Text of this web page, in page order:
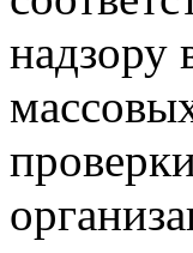
надзору